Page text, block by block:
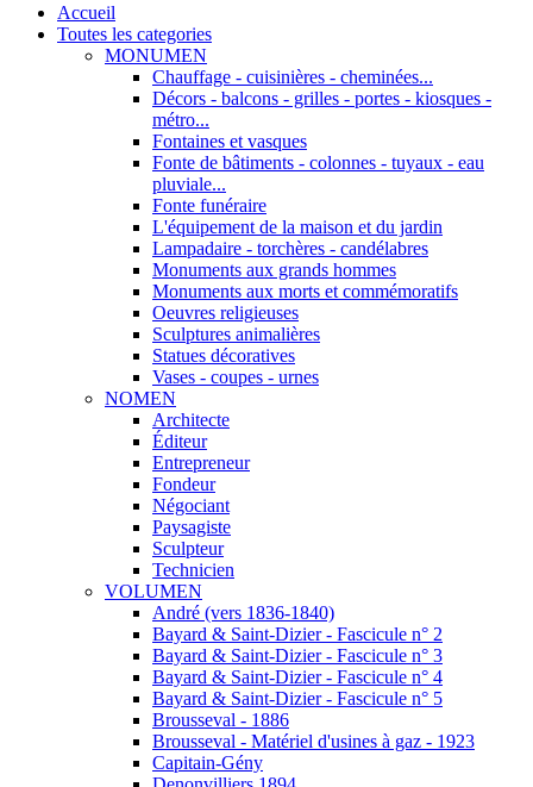
Accueil
Toutes les categories
MONUMEN
Chauffage - cuisinières - cheminées...
Décors - balcons - grilles - portes - kiosques -
métro...
Fontaines et vasques
Fonte de bâtiments - colonnes - tuyaux - eau
pluviale...
Fonte funéraire
L'équipement de la maison et du jardin
Lampadaire - torchères - candélabres
Monuments aux grands hommes
Monuments aux morts et commémoratifs
Oeuvres religieuses
Sculptures animalières
Statues décoratives
Vases - coupes - urnes
NOMEN
Architecte
Éditeur
Entrepreneur
Fondeur
Négociant
Paysagiste
Sculpteur
Technicien
VOLUMEN
André (vers 1836-1840)
Bayard & Saint-Dizier - Fascicule n° 2
Bayard & Saint-Dizier - Fascicule n° 3
Bayard & Saint-Dizier - Fascicule n° 4
Bayard & Saint-Dizier - Fascicule n° 5
Brousseval - 1886
Brousseval - Matériel d'usines à gaz - 1923
Capitain-Gény